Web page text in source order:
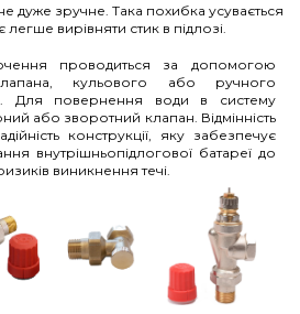
дуже зручне. Така похибка усувається
вирівняти стик в підлозі.
проводиться за допомогою
кульового або ручного
Для повернення води в систему
або зворотний клапан. Відмінність
конструкції, яку забезпечує
внутрішньопідлогової батареї до
виникнення течі.